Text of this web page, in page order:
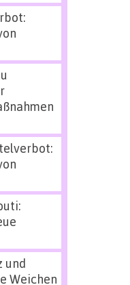
und
Weichen